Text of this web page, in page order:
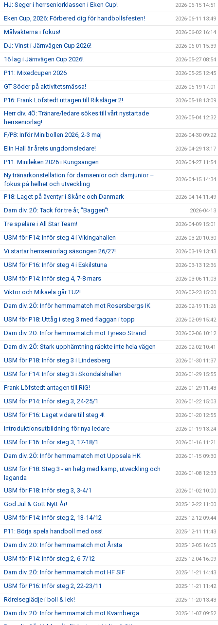
HJ: Seger i herrseniorklassen i Eken Cup! 2026-06-15 14:51
Eken Cup, 2026: Förbered dig för handbollsfesten! 2026-06-11 13:49
Målvakterna i fokus! 2026-06-02 16:14
DJ: Vinst i Järnvägen Cup 2026! 2026-06-01 15:39
16 lag i Järnvägen Cup 2026! 2026-05-27 08:54
P11: Mixedcupen 2026 2026-05-25 12:45
GT Söder på aktivitetsmässa! 2026-05-19 17:01
P16: Frank Löfstedt uttagen till Riksläger 2! 2026-05-18 13:09
Herr div. 4Ö: Tränare/ledare sökes till vårt nystartade
herrseniorlag!
2026-05-04 12:32
F/P8: Inför Minibollen 2026, 2-3 maj 2026-04-30 09:22
Elin Hall är årets ungdomsledare! 2026-04-29 13:17
P11: Minileken 2026 i Kungsängen 2026-04-27 11:54
Ny tränarkonstellation för damsenior och damjunior –
fokus på helhet och utveckling
2026-04-15 14:34
P18: Laget på äventyr i Skåne och Danmark 2026-04-14 11:49
Dam div. 2Ö: Tack för tre år, "Baggen"! 2026-04-13
Tre spelare i All Star Team! 2026-04-09 15:01
USM för F14: Inför steg 4 i Vikingahallen 2026-03-20 10:30
Vi startar herrseniorlag säsongen 26/27! 2026-03-19 13:43
USM för F16: Inför steg 4 i Eskilstuna 2026-03-13 12:36
USM för P14: Inför steg 4, 7-8 mars 2026-03-06 11:03
Viktor och Mikaela går TU2! 2026-02-23 15:00
Dam div. 2Ö: Inför hemmamatch mot Rosersbergs IK 2026-02-19 11:26
USM för P18: Uttåg i steg 3 med flaggan i topp 2026-02-09 15:42
Dam div. 2Ö: Inför hemmamatch mot Tyresö Strand 2026-02-06 10:12
Dam div. 2Ö: Stark upphämtning räckte inte hela vägen 2026-02-02 10:41
USM för P18: Inför steg 3 i Lindesberg 2026-01-30 11:37
USM för F14: Inför steg 3 i Sköndalshallen 2026-01-29 15:55
Frank Löfstedt antagen till RIG! 2026-01-29 11:43
USM för P14: Inför steg 3, 24-25/1 2026-01-22 15:03
USM för F16: Laget vidare till steg 4! 2026-01-20 12:55
Introduktionsutbildning för nya ledare 2026-01-19 13:24
USM för F16: Inför steg 3, 17-18/1 2026-01-16 11:21
Dam div. 2Ö: Inför hemmamatch mot Uppsala HK 2026-01-15 09:30
USM för F18: Steg 3 - en helg med kamp, utveckling och
laganda
2026-01-08 12:33
USM för F18: Inför steg 3, 3-4/1 2026-01-02 10:00
God Jul & Gott Nytt År! 2025-12-22 11:00
USM för F14: Inför steg 2, 13-14/12 2025-12-12 09:44
P11: Börja spela handboll med oss! 2025-12-11 11:43
Dam div. 2Ö: Inför hemmamatch mot Årsta 2025-12-05 16:05
USM för P14: Inför steg 2, 6-7/12 2025-12-04 16:09
Dam div. 2Ö: Inför hemmamatch mot HF SIF 2025-11-21 14:43
USM för P16: Inför steg 2, 22-23/11 2025-11-21 11:42
Rörelseglädje i boll & lek! 2025-11-20 13:43
Dam div. 2Ö: Inför hemmamatch mot Kvarnberga 2025-11-07 09:52